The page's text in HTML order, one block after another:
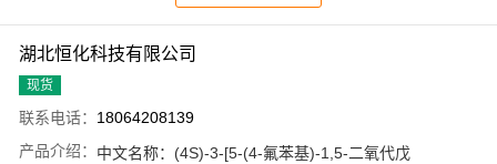
湖北恒化科技有限公司
现货
联系电话： 18064208139
产品介绍： 中文名称： (4S)-3-[5-(4-氟苯基)-1,5-二氧代戊